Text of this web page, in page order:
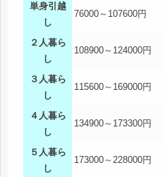
単身引越
し
76000～107600円
２人暮ら
し
108900～124000円
３人暮ら
し
115600～169000円
４人暮ら
し
134900～173300円
５人暮ら
し
173000～228000円